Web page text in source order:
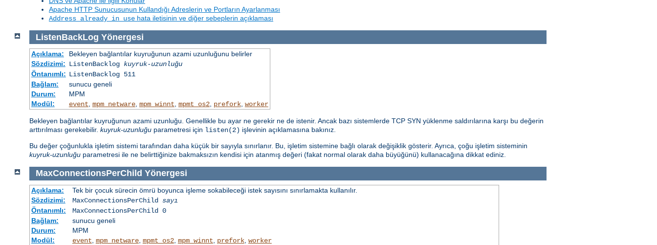
Apache HTTP Sunucusunun Kullandığı Adreslerin ve Portların Ayarlanması
Address already in use hata iletisinin ve diğer sebeplerin açıklaması
ListenBackLog Yönergesi
Açıklama:
Bekleyen bağlantılar kuyruğunun azami uzunluğunu belirler
Sözdizimi: ListenBacklog kuyruk-uzunluğu
Öntanımlı: ListenBacklog 511
Bağlam:
sunucu geneli
Durum:
MPM
Modül:
event, mpm_netware, mpm_winnt, mpmt_os2, prefork, worker
Bekleyen bağlantılar kuyruğunun azami uzunluğu. Genellikle bu ayar ne gerekir ne de istenir. Ancak bazı sistemlerde TCP SYN yüklenme saldırılarına karşı bu değerin
arttırılması gerekebilir. kuyruk-uzunluğu parametresi için listen(2) işlevinin açıklamasına bakınız.
Bu değer çoğunlukla işletim sistemi tarafından daha küçük bir sayıyla sınırlanır. Bu, işletim sistemine bağlı olarak değişiklik gösterir. Ayrıca, çoğu işletim sisteminin
kuyruk-uzunluğu parametresi ile ne belirttiğinize bakmaksızın kendisi için atanmış değeri (fakat normal olarak daha büyüğünü) kullanacağına dikkat ediniz.
MaxConnectionsPerChild Yönergesi
Açıklama:
Tek bir çocuk sürecin ömrü boyunca işleme sokabileceği istek sayısını sınırlamakta kullanılır.
Sözdizimi:
MaxConnectionsPerChild sayı
Öntanımlı:
MaxConnectionsPerChild 0
Bağlam:
sunucu geneli
Durum:
MPM
Modül:
event mpm_netware, mpmt_os2, mpm_winnt prefork, worker